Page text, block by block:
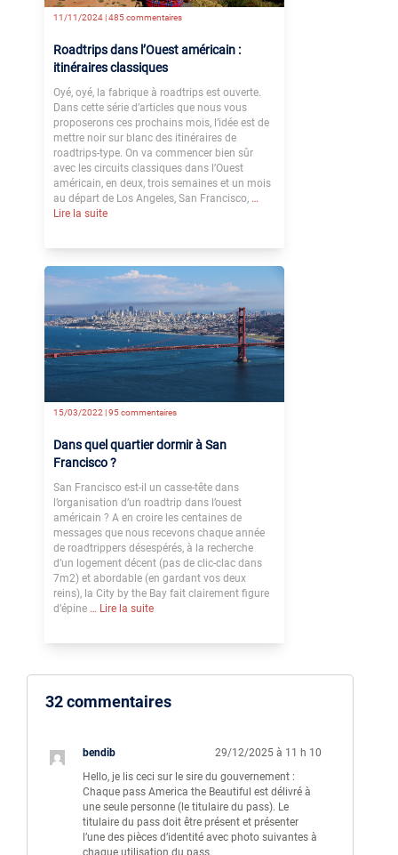
11/11/2024 | 485 commentaires
Roadtrips dans l’Ouest américain :
itinéraires classiques
Oyé, oyé, la fabrique à roadtrips est ouverte.
Dans cette série d’articles que nous vous
proposerons ces prochains mois, l’idée est de
mettre noir sur blanc des itinéraires de
roadtrips-type. On va commencer bien sûr
avec les circuits classiques dans l’Ouest
américain, en deux, trois semaines et un mois
au départ de Los Angeles, San Francisco, …
Lire la suite
15/03/2022 |95 commentaires
Dans quel quartier dormir à San
Francisco ?
San Francisco est-il un casse-tête dans
l’organisation d’un roadtrip dans l’ouest
américain ? A en croire les centaines de
messages que nous recevons chaque année
de roadtrippers désespérés, à la recherche
d’un logement décent (pas de clic-clac dans
7m2) et abordable (en gardant vos deux
reins), la City by the Bay fait clairement figure
d’épine … Lire la suite
32 commentaires
bendib
29/12/2025 à 11 h 10
Hello, je lis ceci sur le sire du gouvernement :
Chaque pass America the Beautiful est délivré à
une seule personne (le titulaire du pass). Le
titulaire du pass doit être présent et présenter
l’une des pièces d’identité avec photo suivantes à
chaque utilisation du pass.